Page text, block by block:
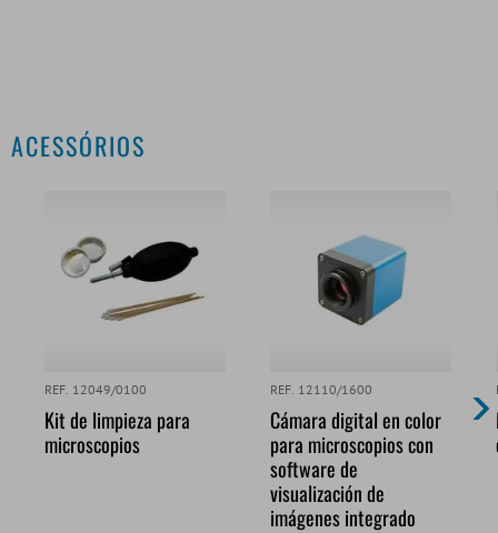
ACESSÓRIOS
REF. 12049/0100
Kit de limpieza para
microscopios
REF. 12110/1600
Cámara digital en color
para microscopios con
software de
visualización de
imágenes integrado